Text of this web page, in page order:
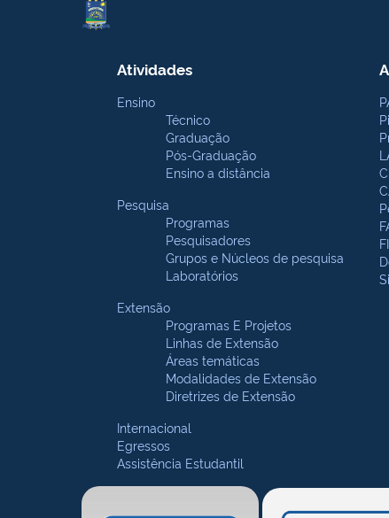
Atividades
Ensino
Técnico
Graduação
Pós-Graduação
Ensino a distância
Pesquisa
Programas
Pesquisadores
Grupos e Núcleos de pesquisa
Laboratórios
Extensão
Programas E Projetos
Linhas de Extensão
Áreas temáticas
Modalidades de Extensão
Diretrizes de Extensão
Internacional
Egressos
Assistência Estudantil